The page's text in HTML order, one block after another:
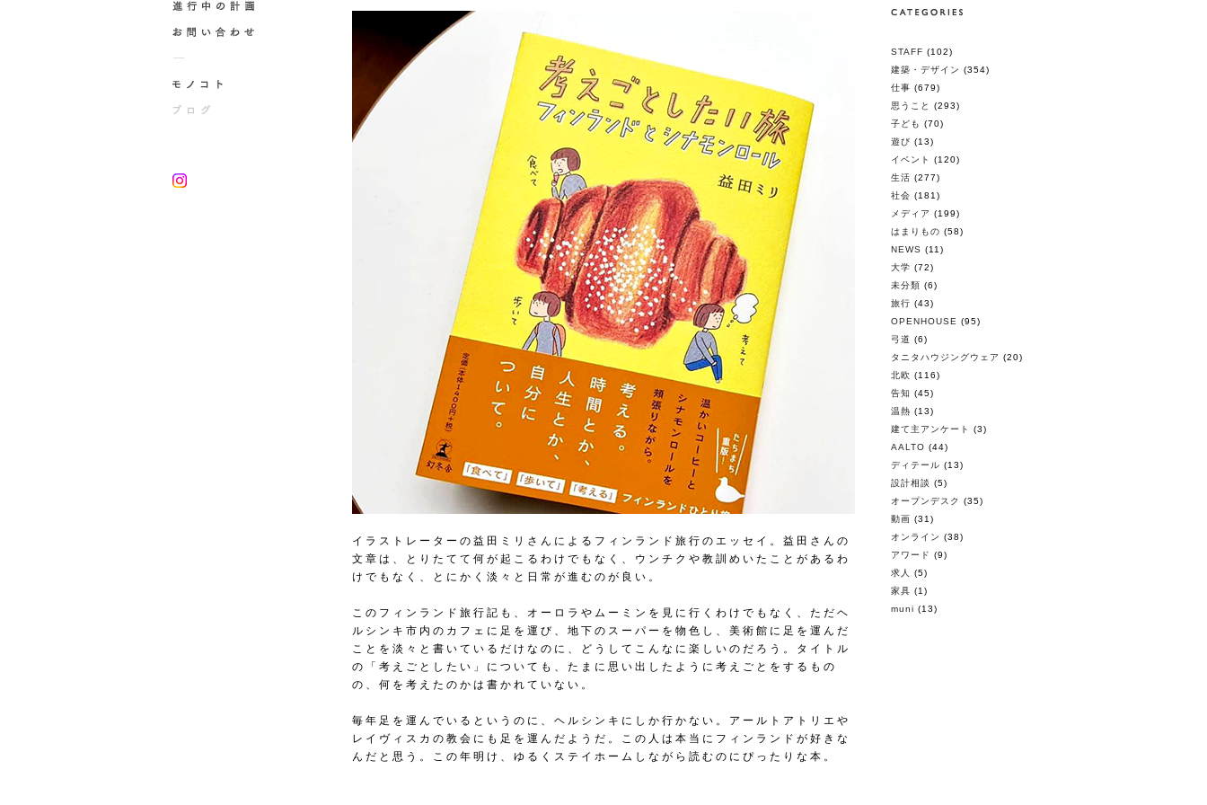
イラストレーターの益田ミリさんによるフィンランド旅行のエッセイ。益田さんの
文章は、とりたてて何が起こるわけでもなく、ウンチクや教訓めいたことがあるわ
けでもなく、とにかく淡々と日常が進むのが良い。
このフィンランド旅行記も、オーロラやムーミンを見に行くわけでもなく、ただヘ
ルシンキ市内のカフェに足を運び、地下のスーパーを物色し、美術館に足を運んだ
ことを淡々と書いているだけなのに、どうしてこんなに楽しいのだろう。タイトル
の「考えごとしたい」についても、たまに思い出したように考えごとをするもの
の、何を考えたのかは書かれていない。
毎年足を運んでいるというのに、ヘルシンキにしか行かない。アールトアトリエや
レイヴィスカの教会にも足を運んだようだ。この人は本当にフィンランドが好きな
んだと思う。この年明け、ゆるくステイホームしながら読むのにぴったりな本。
STAFF (102)
建築・デザイン (354)
仕事 (679)
思うこと
(293)
子ども (70)
遊び (13)
イベント
(120)
生活 (277)
社会 (181)
メディア (199)
はまりもの (58)
NEWS (11)
大学 (72)
未分類 (6)
旅行 (43)
OPENHOUSE (95)
弓道 (6)
タニタハウジングウェア (20)
北欧 (116)
告知 (45)
温熱 (13)
建て主アンケート
(3)
AALTO (44)
ディテール (13)
設計相談 (5)
オープンデスク
(35)
動画 (31)
オンライン (38)
アワード (9)
求人
(5)
家具 (1)
muni (13)